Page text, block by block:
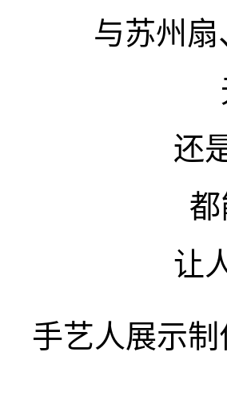
与苏州扇
还
让
手艺人展示